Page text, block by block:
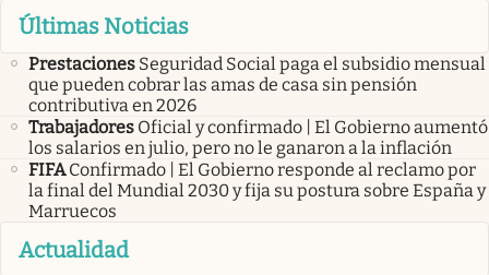
Últimas Noticias
Prestaciones Seguridad Social paga el subsidio mensual
que pueden cobrar las amas de casa sin pensión
contributiva en 2026
Trabajadores Oficial y confirmado | El Gobierno aumentó
los salarios en julio, pero no le ganaron a la inflación
FIFA Confirmado | El Gobierno responde al reclamo por
la final del Mundial 2030 y fija su postura sobre España y
Marruecos
Actualidad